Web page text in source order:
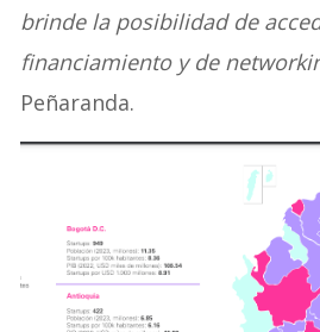
brinde la posibilidad de
financiamiento y de
Peñaranda.